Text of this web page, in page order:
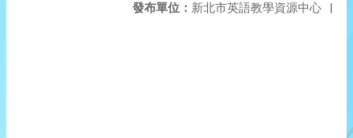
發布單位： 新北市英語教學資源中心 |